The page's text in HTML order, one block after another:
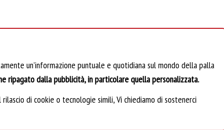
un’informazione puntuale e quotidiana sul mondo della palla
ripagato dalla pubblicità, in particolare quella personalizzata.
di cookie o tecnologie simili, Vi chiediamo di sostenerci